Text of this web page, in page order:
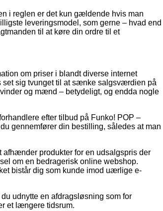
i reglen er det kun gældende hvis man
leveringsmodel, som gerne – hvad end
til at køre din ordre til et
om priser i blandt diverse internet
sig tvunget til at sænke salgsværdien på
og mænd – betydeligt, og endda nogle
efter tilbud på Funko! POP –
gennemfører din bestilling, således at man
produkter for en udsalgspris der
om en bedragerisk online webshop.
bistår dig som kunde imod uærlige e-
udnytte en afdragsløsning som for
et længere tidsrum.